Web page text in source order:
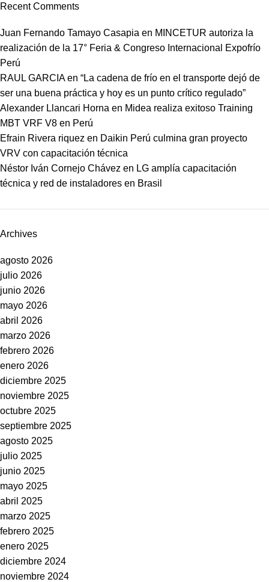
Recent Comments
Juan Fernando Tamayo Casapia en MINCETUR autoriza la
realización de la 17° Feria & Congreso Internacional Expofrío
Perú
RAUL GARCIAen “La cadena de frío en el transporte dejó de
ser una buena práctica y hoy es un punto crítico regulado”
Alexander Llancari Horna en Midea realiza exitoso Training
MBT VRF V8 en Perú
Efrain Rivera riquez en Daikin Perú culmina gran proyecto
VRV con capacitación técnica
Néstor Iván Cornejo Chávez en LG amplía capacitación
técnica y red de instaladores en Brasil
Archives
agosto 2026
julio 2026
junio 2026
mayo 2026
abril 2026
marzo 2026
febrero 2026
enero 2026
diciembre 2025
noviembre 2025
octubre 2025
septiembre 2025
agosto 2025
julio 2025
junio 2025
mayo 2025
abril 2025
marzo 2025
febrero 2025
enero 2025
diciembre 2024
noviembre 2024